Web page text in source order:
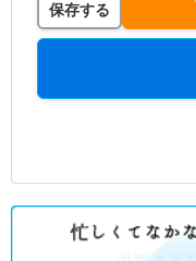
保存する